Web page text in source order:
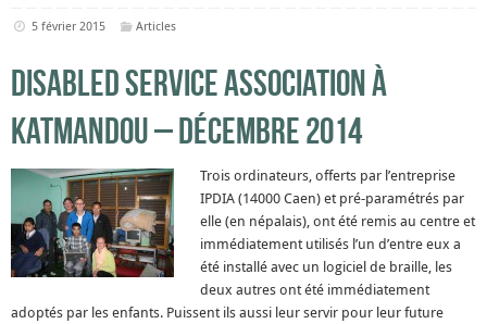
5 février 2015 Articles
Disabled Service Association à
Katmandou – Décembre 2014
Trois ordinateurs, offerts par l’entreprise
IPDIA (14000 Caen) et pré-paramétrés par
elle (en népalais), ont été remis au centre et
immédiatement utilisés l’un d’entre eux a
été installé avec un logiciel de braille, les
deux autres ont été immédiatement
adoptés par les enfants. Puissent ils aussi leur servir pour leur future